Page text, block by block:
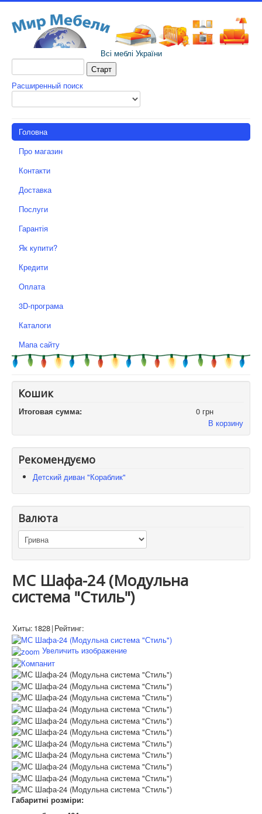
Всі меблі України
Расширенный поиск
Головна
Про магазин
Контакти
Доставка
Послуги
Гарантія
Як купити?
Кредити
Оплата
3D-програма
Каталоги
Мапа сайту
Кошик
Итоговая сумма:
0 грн
В корзину
Рекомендуємо
Детский диван "Кораблик"
Валюта
МС Шафа-24 (Модульна
система "Стиль")
Хиты: 1828|Рейтинг:
Увеличить изображение
Габаритні розміри: